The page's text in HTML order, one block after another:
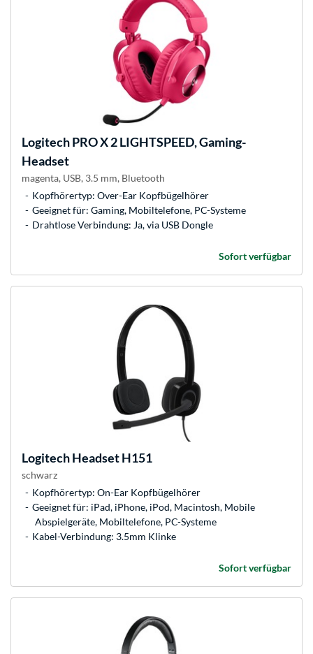
LogitechPRO X 2 LIGHTSPEED, Gaming-
Headset
magenta, USB, 3.5 mm, Bluetooth
Kopfhörertyp: Over-Ear Kopfbügelhörer
Geeignet für: Gaming, Mobiltelefone, PC-Systeme
Drahtlose Verbindung: Ja, via USB Dongle
Sofort verfügbar
LogitechHeadset H151
schwarz
Kopfhörertyp: On-Ear Kopfbügelhörer
Geeignet für: iPad, iPhone, iPod, Macintosh, Mobile
Abspielgeräte, Mobiltelefone, PC-Systeme
Kabel-Verbindung: 3.5mm Klinke
Sofort verfügbar